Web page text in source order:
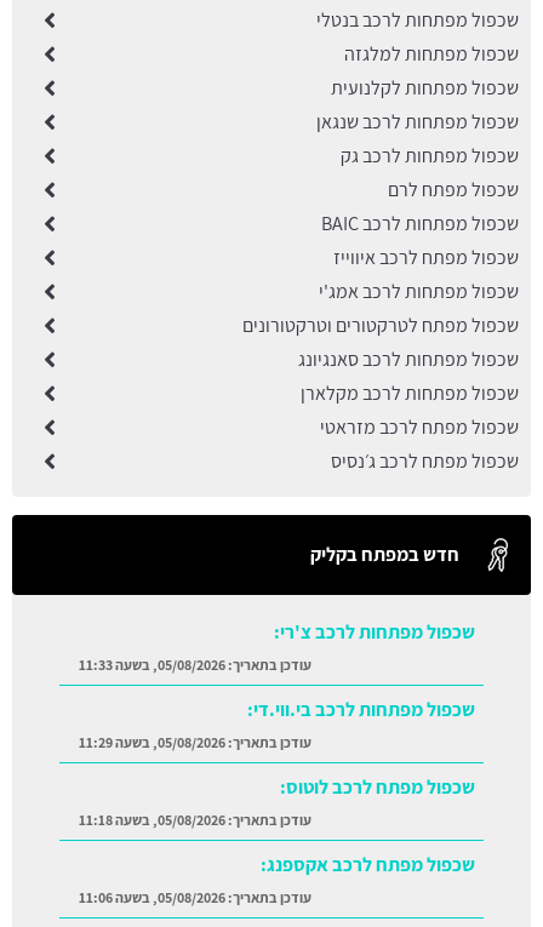
שכפול מפתחות לרכב בנטלי
שכפול מפתחות למלגזה
שכפול מפתחות לקלנועית
שכפול מפתחות לרכב שנגאן
שכפול מפתחות לרכב גק
שכפול מפתח לרם
שכפול מפתחות לרכב BAIC
שכפול מפתח לרכב איווייז
שכפול מפתחות לרכב אמג'י
שכפול מפתח לטרקטורים וטרקטורונים
שכפול מפתחות לרכב סאנגיונג
שכפול מפתחות לרכב מקלארן
שכפול מפתח לרכב מזראטי
שכפול מפתח לרכב ג׳נסיס
חדש במפתח בקליק
שכפול מפתחות לרכב צ'רי:
עודכן בתאריך:05/08/2026, בשעה 11:33
שכפול מפתחות לרכב בי.ווי.די:
עודכן בתאריך:05/08/2026, בשעה 11:29
שכפול מפתח לרכב לוטוס:
עודכן בתאריך:05/08/2026, בשעה 11:18
שכפול מפתח לרכב אקספנג:
עודכן בתאריך:05/08/2026, בשעה 11:06